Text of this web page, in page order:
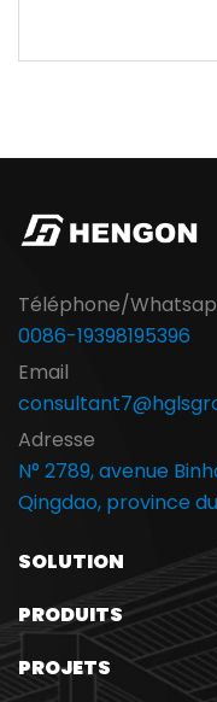
Téléphone/
0086-19398195396
Email
Adresse
N° 2789, avenue
Qingdao, province
SOLUTION
PRODUITS
PROJETS